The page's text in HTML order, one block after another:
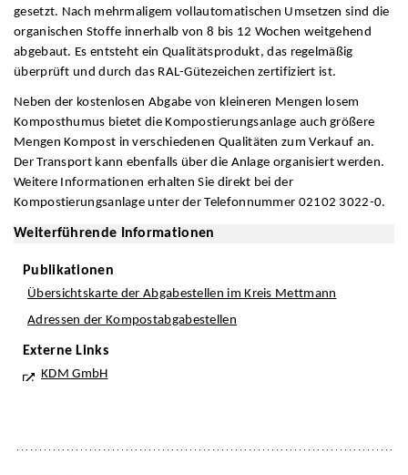
gesetzt. Nach mehrmaligem vollautomatischen Umsetzen sind die
organischen Stoffe innerhalb von 8 bis 12 Wochen weitgehend
abgebaut. Es entsteht ein Qualitätsprodukt, das regelmäßig
überprüft und durch das RAL-Gütezeichen zertifiziert ist.
Neben der kostenlosen Abgabe von kleineren Mengen losem
Komposthumus bietet die Kompostierungsanlage auch größere
Mengen Kompost in verschiedenen Qualitäten zum Verkauf an.
Der Transport kann ebenfalls über die Anlage organisiert werden.
Weitere Informationen erhalten Sie direkt bei der
Kompostierungsanlage unter der Telefonnummer 02102 3022-0.
Weiterführende Informationen
Publikationen
Übersichtskarte der Abgabestellen im Kreis Mettmann
Adressen der Kompostabgabestellen
Externe Links
KDM GmbH